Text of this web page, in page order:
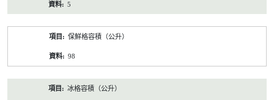
5
保鮮格容積（公升）
98
冰格容積（公升）